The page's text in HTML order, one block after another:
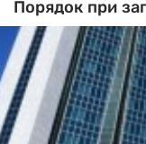
Порядок при